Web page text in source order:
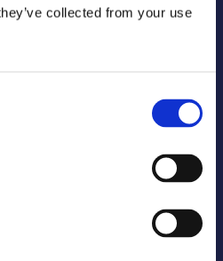
collected from your use